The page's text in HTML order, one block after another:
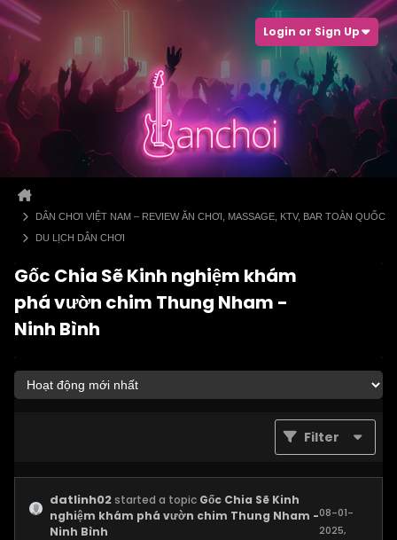
Login or Sign Up
DÂN CHƠI VIỆT NAM – REVIEW ĂN CHƠI, MASSAGE, KTV, BAR TOÀN QUỐC
DU LỊCH DÂN CHƠI
Gốc Chia Sẽ Kinh nghiệm khám
phá vườn chim Thung Nham -
Ninh Bình
Filter
datlinh02started a topic Gốc Chia Sẽ Kinh
nghiệm khám phá vườn chim Thung Nham -
Ninh Bình
08-01-
2025,